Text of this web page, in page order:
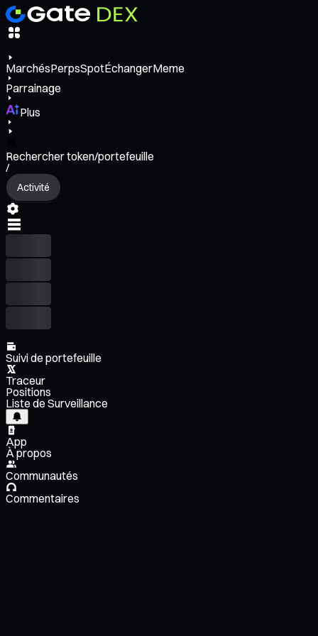
MarchésPerpsSpotÉchangerMeme
Parrainage
Plus
Rechercher token/portefeuille
/
Activité
Suivi de portefeuille
Traceur
Positions
Liste de Surveillance
App
À propos
Communautés
Commentaires